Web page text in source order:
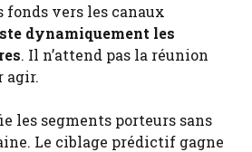
fonds vers les canaux
dynamiquement les
. Il n’attend pas la réunion
agir.
les segments porteurs sans
Le ciblage prédictif gagne